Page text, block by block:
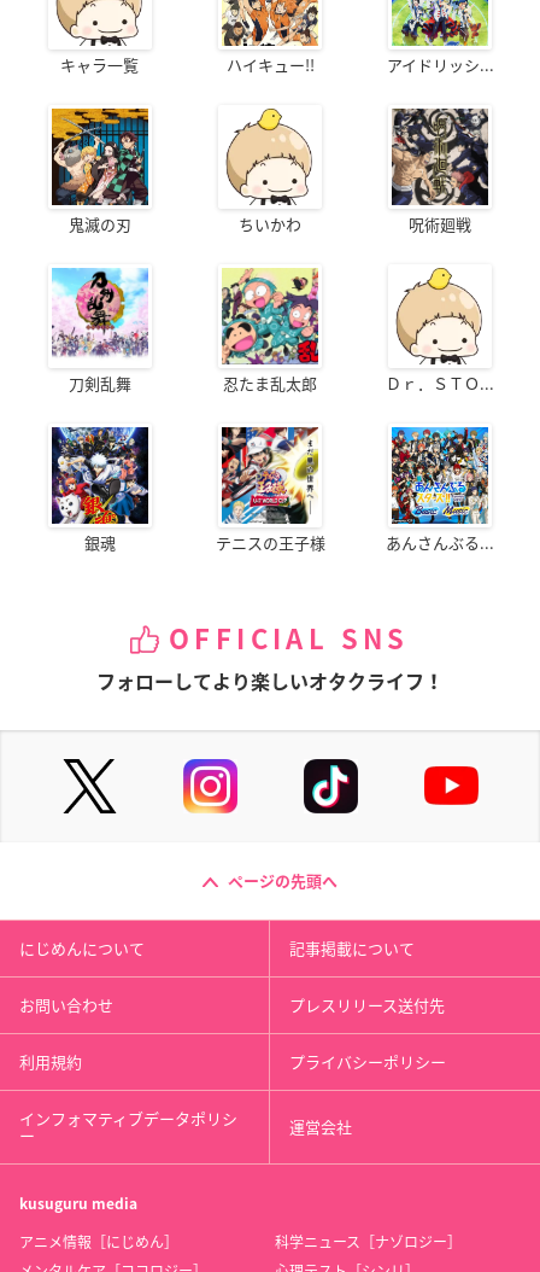
キャラ一覧 ハイキュー!! アイドリッシ...
鬼滅の刃 ちいかわ 呪術廻戦
刀剣乱舞 忍たま乱太郎 Ｄｒ．ＳＴＯ...
銀魂 テニスの王子様 あんさんぶる...
OFFICIAL SNS
フォローしてより楽しいオタクライフ！
ページの先頭へ
にじめんについて 記事掲載について
お問い合わせ プレスリリース送付先
利用規約 プライバシーポリシー
インフォマティブデータポリシ
ー 運営会社
kusuguru media
アニメ情報［にじめん］
科学ニュース［ナゾロジー］